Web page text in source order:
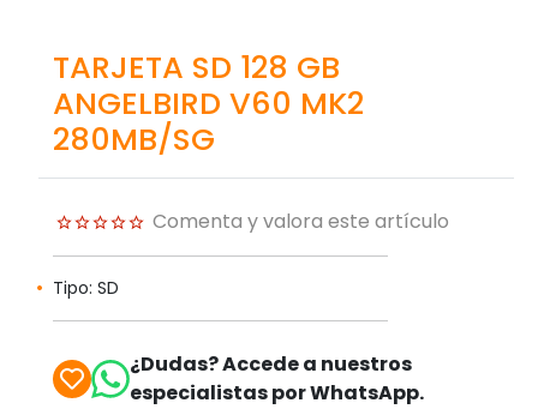
TARJETA SD 128 GB
ANGELBIRD V60 MK2
280MB/SG
Comenta y valora este artículo
Tipo: SD
¿Dudas? Accede a nuestros
especialistas por WhatsApp.